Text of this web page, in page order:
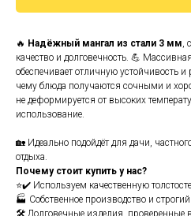
🔥 Надёжный мангал из стали 3 мм,
качество и долговечность. 💪
обеспечивает отличную устойчивость
чему блюда получаются сочными и
не деформируется от высоких
использование.
🏡 Идеально подойдёт для дачи,
отдыха.
Почему стоит купить у нас?
⭐✔️ Используем качественную
🏭 Собственное производство и
🛠️ Долговечные изделия, проверенные